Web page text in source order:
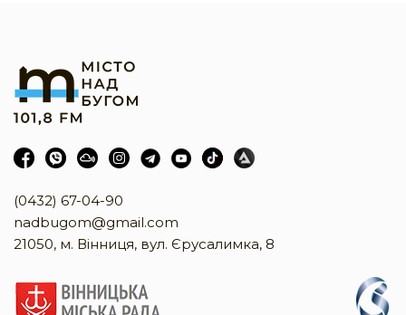
(0432) 67-04-90
nadbugom@gmail.com
21050, м. Вінниця, вул. Єрусалимка, 8